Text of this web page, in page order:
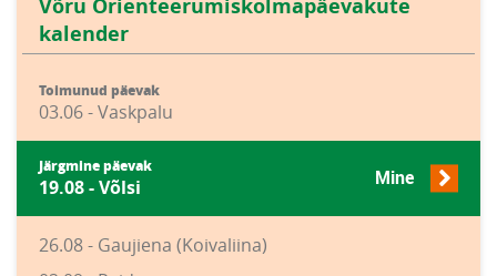
Võru Orienteerumiskolmapäevakute
kalender
Toimunud päevak
03.06 - Vaskpalu
Järgmine päevak
19.08 - Võlsi Mine
26.08 - Gaujiena (Koivaliina)